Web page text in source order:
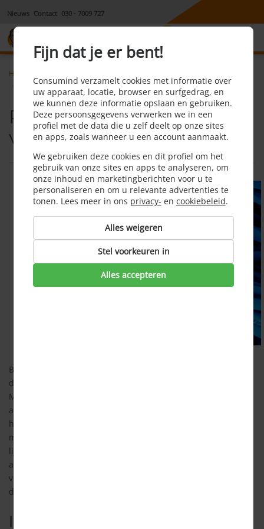
Nieuws Contact 030 - 7009 727
Home
Providers voor internet vaste telefonie en televisie
Providers voor internet,
vaste telefonie en televisie
Bellen kon tot 2007 alleen via KPN, maar ondertussen zijn zij
die monopolypositie lang kwijt. De Autoriteit Consument &
Markt (ACM, voorheen OPTA) heeft destijds uitgevaardigd dat
andere aanbieders ook gebruik moeten kunnen maken van
het telefoonnetwerk. KPN beheert de analoge lijnen nog wel,
maar ze hebben dus niet meer het alleenrecht om van deze
lijnen gebruik te maken. Tegenwoordig zijn er verschillende
aanbieders waaruit je kunt kiezen. Gezamenlijk bieden zij
vele mogelijkheden: bellen via de ‘ouderwetse’ analoge lijn, of
digitaal via (A)DSL, kabel of glasvezel.
Internet, telefonie en televisie via
Fijn dat je er bent!
Consumind verzamelt cookies met informatie over
uw apparaat, locatie, browser en surfgedrag, en
we kunnen deze informatie opslaan en gebruiken.
Deze persoonsgegevens verwerken we in een
profiel met de data die u zelf deelt op onze sites
en apps, zoals wanneer u een account aanmaakt.
We gebruiken deze cookies en dit profiel om het
gebruik van onze sites en apps te analyseren, om
onze inhoud en marketingberichten voor u te
personaliseren en om u relevante advertenties te
tonen. Lees meer in ons privacy- en cookiebeleid.
Alles weigeren
Stel voorkeuren in
Alles accepteren